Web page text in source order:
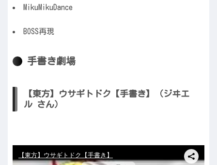
MikuMikuDance
BOSS再現
手書き劇場
【東方】ウサギトドク【手書き】（ジヰエ
ル さん）